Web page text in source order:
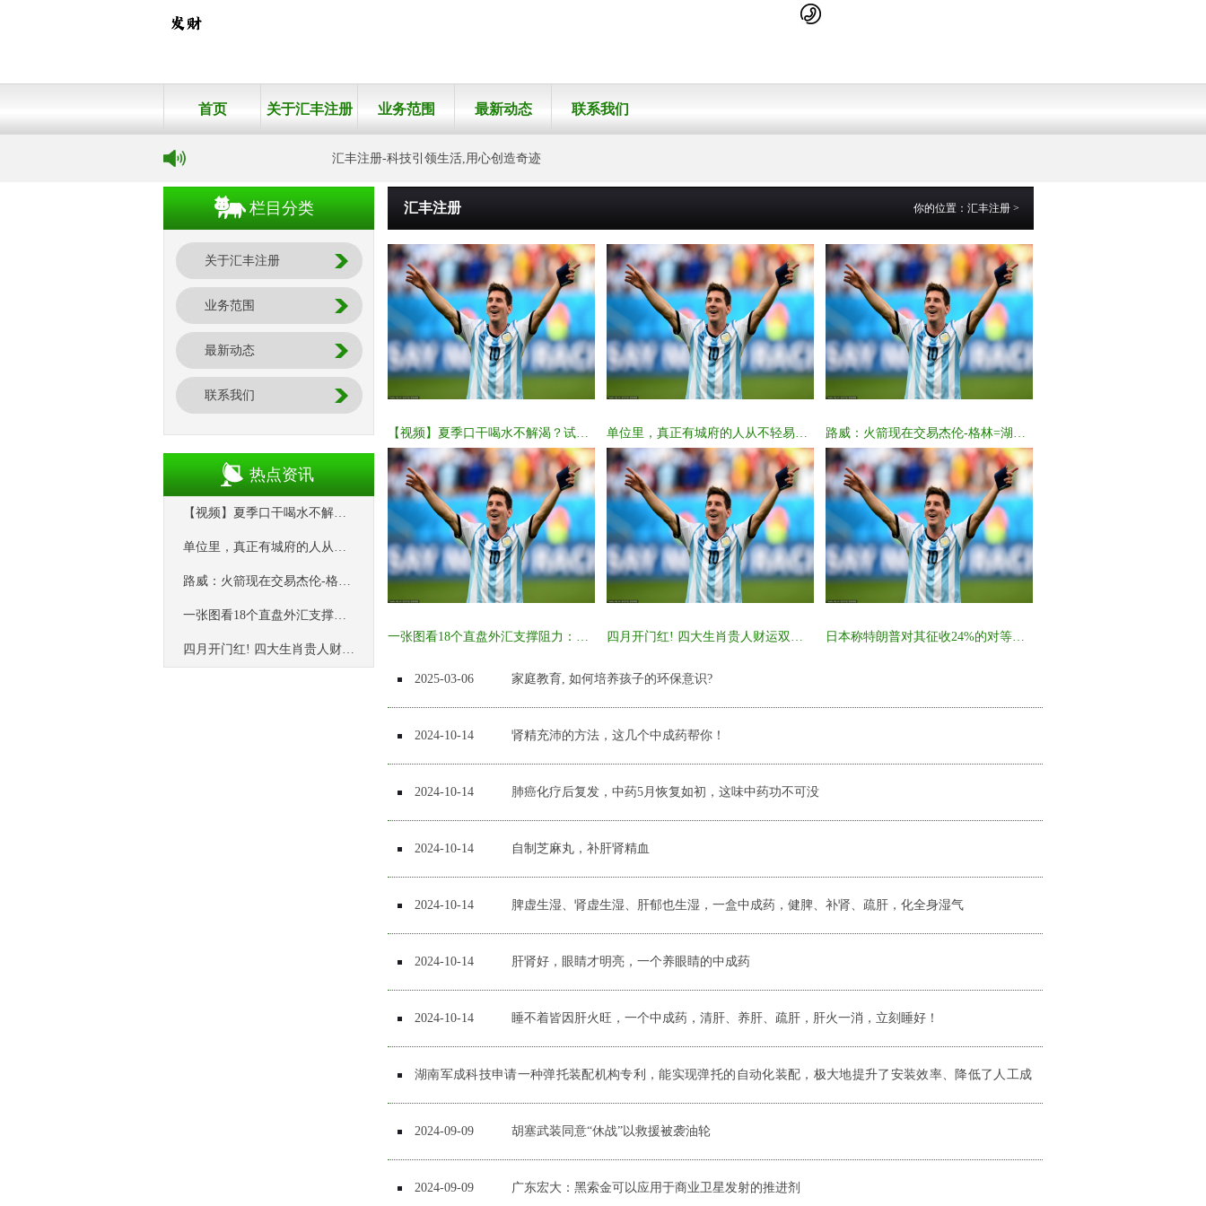
首页 关于汇丰注册 业务范围 最新动态 联系我们
汇丰注册-科技引领生活,用心创造奇迹
栏目分类
关于汇丰注册
业务范围
最新动态
联系我们
热点资讯
【视频】夏季口干喝水不解渴？试试这碗虚人“续命水”_红参_蜂蜜_西洋参
单位里，真正有城府的人从不轻易说这4句话，越沉默越让人敬畏
路威：火箭现在交易杰伦-格林=湖人98年输爵士后交易科比
一张图看18个直盘外汇支撑阻力：美元+欧系日系+商品货币+新兴货币(2025/04/09)
四月开门红! 四大生肖贵人财运双加持, 家有属相速来接福
汇丰注册 你的位置： 汇丰注册 >
【视频】夏季口干喝水不解渴？试试这碗虚人“续命水”_红参_蜂 单位里，真正有城府的人从不轻易说这4句话，越沉默越让人敬畏 路威：火箭现在交易杰伦-格林=湖人98年输爵士后交易科比
一张图看18个直盘外汇支撑阻力：美元+欧系日系+商品货币+新 四月开门红! 四大生肖贵人财运双加持, 家有属相速来接福 日本称特朗普对其征收24%的对等关税非常令人遗憾 将继续敦促
家庭教育, 如何培养孩子的环保意识?
2025-03-06
肾精充沛的方法，这几个中成药帮你！
2024-10-14
肺癌化疗后复发，中药5月恢复如初，这味中药功不可没
2024-10-14
自制芝麻丸，补肝肾精血
2024-10-14
脾虚生湿、肾虚生湿、肝郁也生湿，一盒中成药，健脾、补肾、疏肝，化全身湿气
2024-10-14
肝肾好，眼睛才明亮，一个养眼睛的中成药
2024-10-14
睡不着皆因肝火旺，一个中成药，清肝、养肝、疏肝，肝火一消，立刻睡好！
2024-10-14
湖南军成科技申请一种弹托装配机构专利，能实现弹托的自动化装配，极大地提升了安装效率、降低了人工成
本、提升了装配精度 胡塞武装同意“休战”以救援被袭油轮
2024-09-09
广东宏大：黑索金可以应用于商业卫星发射的推进剂
2024-09-09